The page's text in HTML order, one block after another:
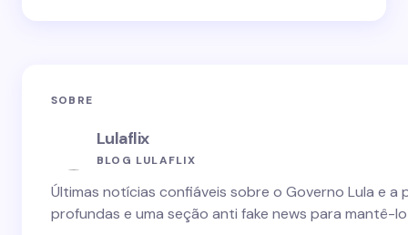
SOBRE
Lulaflix
BLOG LULAFLIX
Últimas notícias confiáveis sobre o Governo Lula e
profundas e uma seção anti fake news para mantê-